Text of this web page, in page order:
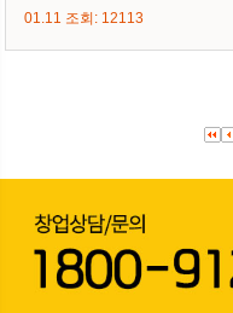
01.11 조회: 12113